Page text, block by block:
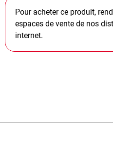
Pour acheter ce produit,
espaces de vente de nos
internet.